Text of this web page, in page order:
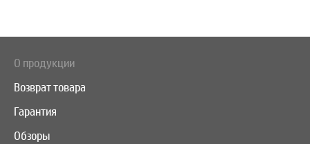
О продукции
Возврат товара
Гарантия
Обзоры